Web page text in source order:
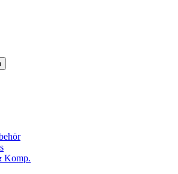
Komp.